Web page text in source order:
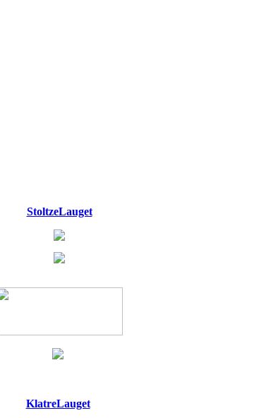
StoltzeLauget
KlatreLauget